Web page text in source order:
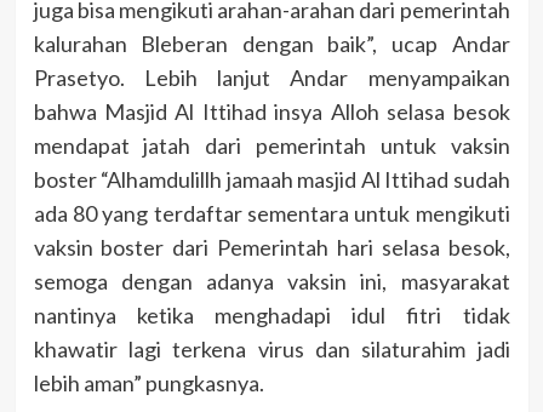
juga bisa mengikuti arahan-arahan dari pemerintah
kalurahan Bleberan dengan baik”, ucap Andar
Prasetyo. Lebih lanjut Andar menyampaikan
bahwa Masjid Al Ittihad insya Alloh selasa besok
mendapat jatah dari pemerintah untuk vaksin
boster “Alhamdulillh jamaah masjid Al Ittihad sudah
ada 80 yang terdaftar sementara untuk mengikuti
vaksin boster dari Pemerintah hari selasa besok,
semoga dengan adanya vaksin ini, masyarakat
nantinya ketika menghadapi idul fitri tidak
khawatir lagi terkena virus dan silaturahim jadi
lebih aman” pungkasnya.